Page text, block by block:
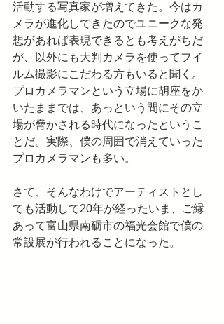
活動する写真家が増えてきた。今はカ
メラが進化してきたのでユニークな発
想があれば表現できるとも考えがちだ
が、以外にも大判カメラを使ってフイ
ルム撮影にこだわる方もいると聞く。
プロカメラマンという立場に胡座をか
いたままでは、あっという間にその立
場が脅かされる時代になったというこ
とだ。実際、僕の周囲で消えていった
プロカメラマンも多い。
さて、そんなわけでアーティストとし
ても活動して20年が経ったいま、ご縁
あって富山県南砺市の福光会館で僕の
常設展が行われることになった。